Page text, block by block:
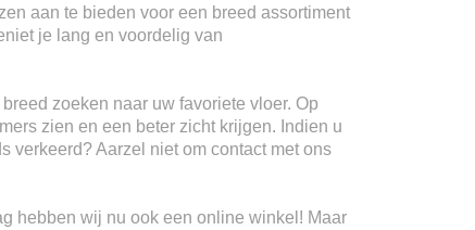
aan te bieden voor een breed assortiment
je lang en voordelig van
zoeken naar uw favoriete vloer. Op
zien en een beter zicht krijgen. Indien u
verkeerd? Aarzel niet om contact met ons
hebben wij nu ook een online winkel! Maar